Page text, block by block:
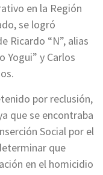
en la Región
se logró
Ricardo “N”, alias
Yogui” y Carlos
por reclusión,
que se encontraba
Social por el
que
en el homicidio